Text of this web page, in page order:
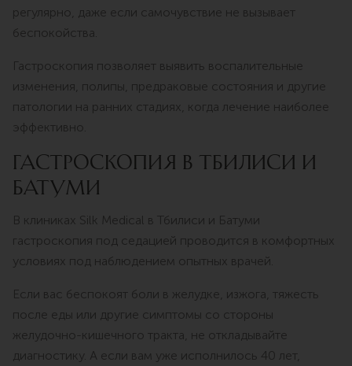
регулярно, даже если самочувствие не вызывает
беспокойства.
Гастроскопия позволяет выявить воспалительные
изменения, полипы, предраковые состояния и другие
патологии на ранних стадиях, когда лечение наиболее
эффективно.
ГАСТРОСКОПИЯ В ТБИЛИСИ И
БАТУМИ
В клиниках Silk Medical в Тбилиси и Батуми
гастроскопия под седацией проводится в комфортных
условиях под наблюдением опытных врачей.
Если вас беспокоят боли в желудке, изжога, тяжесть
после еды или другие симптомы со стороны
желудочно-кишечного тракта, не откладывайте
диагностику. А если вам уже исполнилось 40 лет,